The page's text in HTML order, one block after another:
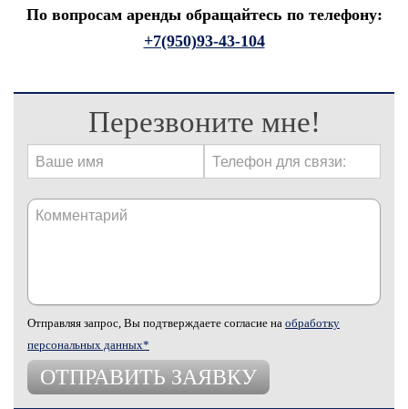
По вопросам аренды обращайтесь по телефону:
+7(950)93-43-104
Перезвоните мне!
Отправляя запрос, Вы подтверждаете согласие на обработку
персональных данных*